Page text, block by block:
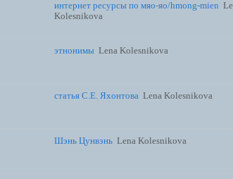
интернет ресурсы по мяо-яо/hmong-mien
Kolesnikova
этнонимы Lena Kolesnikova
статья С.Е. Яхонтова Lena Kolesnikova
Шэнь Цунвэнь Lena Kolesnikova